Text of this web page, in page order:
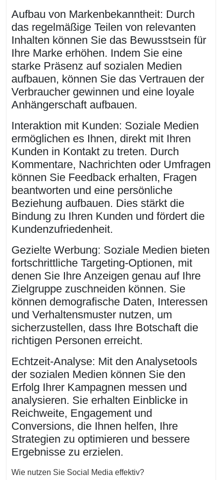
Aufbau von Markenbekanntheit: Durch
das regelmäßige Teilen von relevanten
Inhalten können Sie das Bewusstsein für
Ihre Marke erhöhen. Indem Sie eine
starke Präsenz auf sozialen Medien
aufbauen, können Sie das Vertrauen der
Verbraucher gewinnen und eine loyale
Anhängerschaft aufbauen.
Interaktion mit Kunden: Soziale Medien
ermöglichen es Ihnen, direkt mit Ihren
Kunden in Kontakt zu treten. Durch
Kommentare, Nachrichten oder Umfragen
können Sie Feedback erhalten, Fragen
beantworten und eine persönliche
Beziehung aufbauen. Dies stärkt die
Bindung zu Ihren Kunden und fördert die
Kundenzufriedenheit.
Gezielte Werbung: Soziale Medien bieten
fortschrittliche Targeting-Optionen, mit
denen Sie Ihre Anzeigen genau auf Ihre
Zielgruppe zuschneiden können. Sie
können demografische Daten, Interessen
und Verhaltensmuster nutzen, um
sicherzustellen, dass Ihre Botschaft die
richtigen Personen erreicht.
Echtzeit-Analyse: Mit den Analysetools
der sozialen Medien können Sie den
Erfolg Ihrer Kampagnen messen und
analysieren. Sie erhalten Einblicke in
Reichweite, Engagement und
Conversions, die Ihnen helfen, Ihre
Strategien zu optimieren und bessere
Ergebnisse zu erzielen.
Wie nutzen Sie Social Media effektiv?